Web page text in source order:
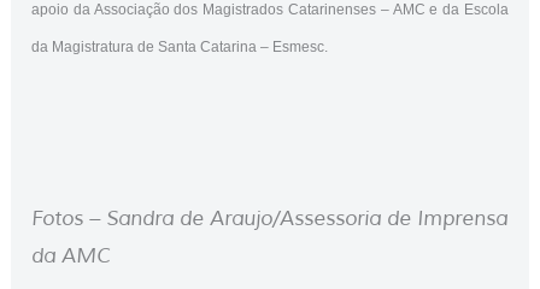
apoio da Associação dos Magistrados Catarinenses – AMC e da Escola
da Magistratura de Santa Catarina – Esmesc.
Fotos – Sandra de Araujo/Assessoria de Imprensa
da AMC